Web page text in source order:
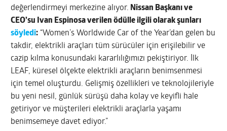
değerlendirmeyi merkezine alıyor. Nissan Başkanı ve
CEO’su Ivan Espinosa verilen ödülle ilgili olarak şunları
söyledi: “Women’s Worldwide Car of the Year’dan gelen bu
takdir, elektrikli araçları tüm sürücüler için erişilebilir ve
cazip kılma konusundaki kararlılığımızı pekiştiriyor. İlk
LEAF, küresel ölçekte elektrikli araçların benimsenmesi
için temel oluşturdu. Gelişmiş özellikleri ve teknolojileriyle
bu yeni nesil, günlük sürüşü daha kolay ve keyifli hale
getiriyor ve müşterileri elektrikli araçlarla yaşamı
benimsemeye davet ediyor.”